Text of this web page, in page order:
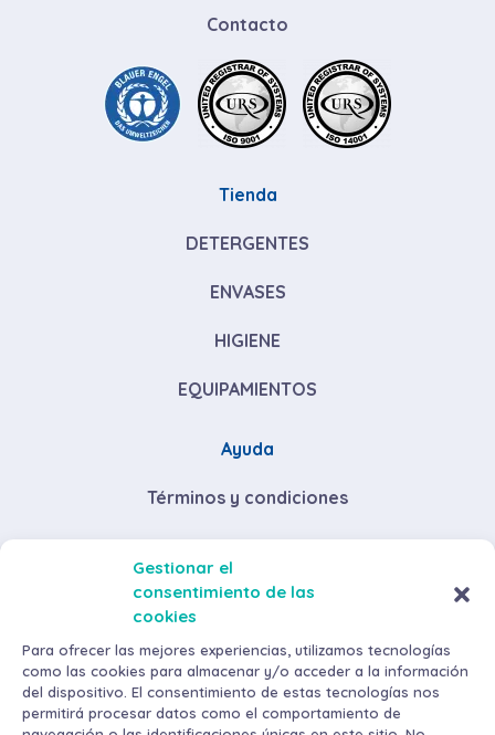
Gestionar el
consentimiento de las
cookies
Para ofrecer las mejores experiencias, utilizamos tecnologías
como las cookies para almacenar y/o acceder a la información
del dispositivo. El consentimiento de estas tecnologías nos
permitirá procesar datos como el comportamiento de
Contacto
Tienda
DETERGENTES
ENVASES
HIGIENE
EQUIPAMIENTOS
Ayuda
Términos y condiciones
Descuentos por volumen de compra
Envíos y devoluciones
Métodos de pago